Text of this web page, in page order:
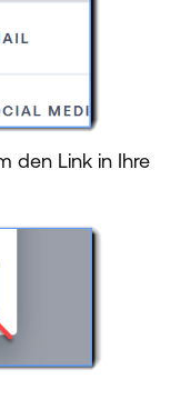
den Link in Ihre